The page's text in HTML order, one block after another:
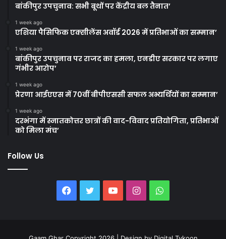
बांकीपुर उपचुनाव: सभी बूथों पर केंद्रीय बल तैनात’
1 week ago
एशिया पैसिफिक एक्सीलेंस अवॉर्ड 2026 में प्रतिभाओं का सम्मान’
1 week ago
बांकीपुर उपचुनाव पर राजद का हमला, एनडीए सरकार पर लगाए
गंभीर आरोप’
1 week ago
प्रेरणा आईएएस में 70वीं बीपीएससी सफल अभ्यर्थियों का सम्मान’
1 week ago
दरभंगा में स्नातकोत्तर छात्रों की वाद-विवाद प्रतियोगिता, प्रतिभाओं
को मिला मंच’
Follow Us
Facebook
TwitterYouTubeInstagramWhatsApp